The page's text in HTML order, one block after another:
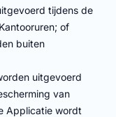
tijdens de
of
buiten
uitgevoerd
van
Applicatie wordt